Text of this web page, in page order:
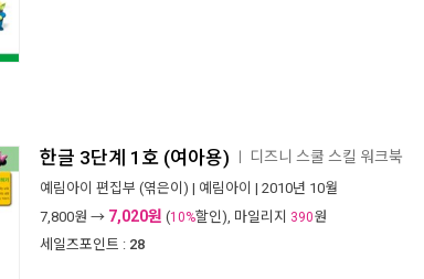
한글 3단계 1호 (여아용) 디즈니 스쿨 스킬 워크북
예림아이 편집부 (엮은이) | 예림아이 | 2010년 10월
7,800원 → 7,020원 (10%할인), 마일리지 390원
세일즈포인트 : 28